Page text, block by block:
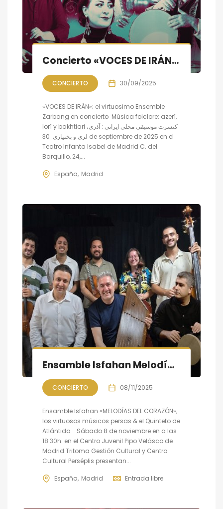
Concierto «VOCES DE IRÁN»: música folclore azerí, lorí y bakhtiari
CONCIERTO 30/09/2025
«VOCES DE IRÁN»; el virtuosimo Ensemble
Zarbang en concierto Música folclore: azerí,
lorí y bakhtiari کنسرت موسیقی محلی ایرانی : آذری،
لری و بختیاری 30 de septiembre de 2025 en el
Teatro Infanta Isabel de Madrid C. del
Barquillo, 24,...
España Madrid
Ensamble Isfahan Melodías del corazón; Músicos persas y españoles en concierto
CONCIERTO 08/11/2025
Ensamble Isfahan «MELODÍAS DEL CORAZÓN»;
los virtuosos músicos persas & el Quinteto de
Atlántida Sábado 8 de noviembre en a las
18:30h. en el Centro Juvenil Pipo Velásco de
Madrid Tritoma Gestión Cultural y Centro
Cultural Perséplis presentan...
España Madrid Entrada libre